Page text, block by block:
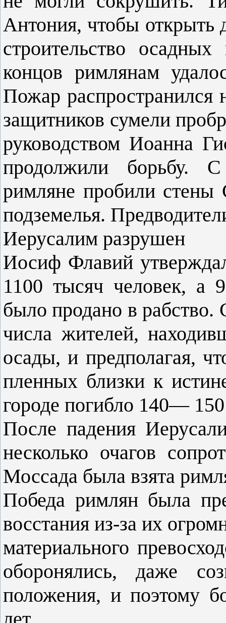
Антония, чтобы открыть
строительство
концов римлянам
Пожар распространился
защитников сумели
руководством Иоанна
продолжили борьбу.
римляне пробили
подземелья.
Иерусалим разрушен
Иосиф Флавий
1100 тысяч человек, а
было продано в
числа жителей,
осады, и предполагая,
пленных близки к
городе погибло 140—
После падения
несколько очагов
Моссада была взята
Победа римлян была
восстания из-за их
материального
оборонялись, даже
положения, и поэтому